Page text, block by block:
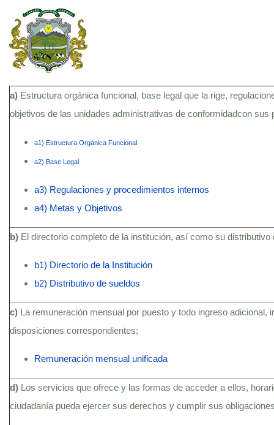
a) Estructura orgánica funcional, base legal que la rige,
objetivos de las unidades administrativas de conformidadcon sus
a1) Estructura Orgánica Funcional
a2) Base Legal
a3) Regulaciones y procedimientos internos
a4) Metas y Objetivos
b) El directorio completo de la institución, así como su distributivo
b1) Directorio de la Institución
b2) Distributivo de sueldos
c) La remuneración mensual por puesto y todo ingreso
disposiciones correspondientes;
Remuneración mensual unificada
d) Los servicios que ofrece y las formas de acceder a ellos,
ciudadanía pueda ejercer sus derechos y cumplir sus